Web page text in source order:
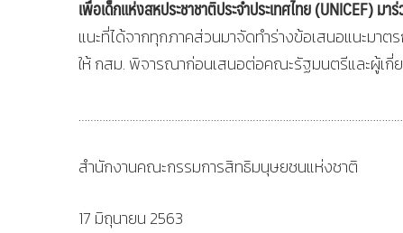
เพื่อเด็กแห่งสหประชาชาติประจำประเทศไทย (UNICEF) ม
แนะที่ได้จากทุกภาคส่วนมาจัดทำร่างข้อเสนอแนะมา
ให้ กสม. พิจารณาก่อนเสนอต่อคณะรัฐมนตรีและผู้เกี่ย
สำนักงานคณะกรรมการสิทธิมนุษยชนแห่งชาติ
17 มิถุนายน 2563